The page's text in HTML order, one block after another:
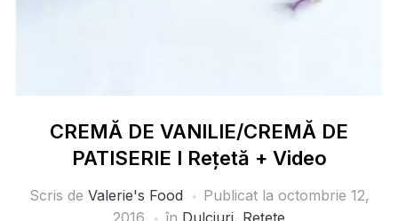
CREMĂ DE VANILIE/CREMĂ DE
PATISERIE I Rețetă + Video
Scris de Valerie's Food Publicat la octombrie 12,
2016
în Dulciuri, Rețete